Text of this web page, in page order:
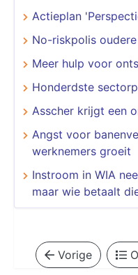
Actieplan
No-riskpolis
Meer hulp voor
Honderdste
Asscher krijgt een
Angst voor
werknemers groeit
​​​​​​​Instroom in WIA
maar wie betaalt
Vorige